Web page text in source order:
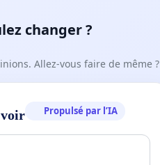
changer ?
Allez-vous faire de même ?
voir Propulsé par l’IA